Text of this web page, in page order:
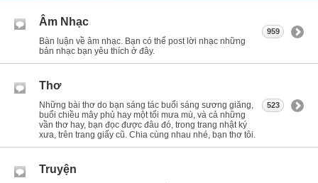
Âm Nhạc
Bàn luận về âm nhạc. Bạn có thể post lời nhạc những
bản nhạc bạn yêu thích ở đây.
959
Thơ
Những bài thơ do bạn sáng tác buổi sáng sương giăng,
buổi chiều mây phủ hay một tối mưa mù, và cả những
vần thơ hay, bạn đọc được đâu đó, trong trang nhật ký
xưa, trên trang giấy cũ. Chia cùng nhau nhé, bạn thơ tôi.
523
Truyện